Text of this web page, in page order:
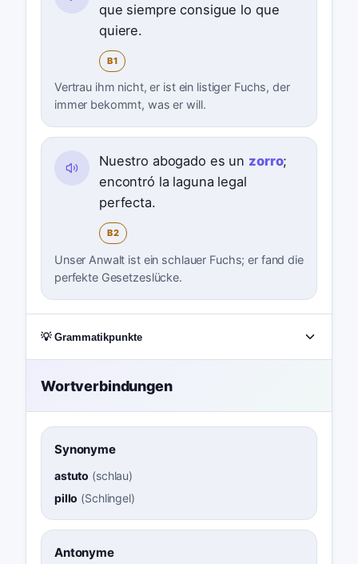
que siempre consigue lo que
quiere.
B1
Vertrau ihm nicht, er ist ein listiger Fuchs, der
immer bekommt, was er will.
Nuestro abogado es un zorro;
encontró la laguna legal
perfecta.
B2
Unser Anwalt ist ein schlauer Fuchs; er fand die
perfekte Gesetzeslücke.
💡 Grammatikpunkte
Wortverbindungen
Synonyme
astuto (schlau)
pillo (Schlingel)
Antonyme